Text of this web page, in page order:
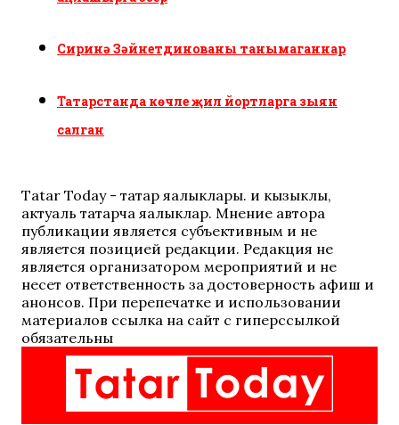
Сиринә Зәйнетдинованы танымаганнар
Татарстанда көчле җил йортларга зыян
салган
Tatar Today - татар яңалыклары. иң кызыклы,
актуаль татарча яңалыклар. Мнение автора
публикации является субъективным и не
является позицией редакции. Редакция не
является организатором мероприятий и не
несет ответственность за достоверность афиш и
анонсов. При перепечатке и использовании
материалов ссылка на сайт с гиперссылкой
обязательны